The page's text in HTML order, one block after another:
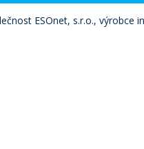
ESOnet, s.r.o., výrobce